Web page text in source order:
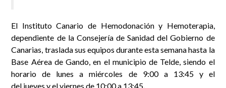
El Instituto Canario de Hemodonación y Hemoterapia,
dependiente de la Consejería de Sanidad del Gobierno de
Canarias, traslada sus equipos durante esta semana hasta la
Base Aérea de Gando, en el municipio de Telde, siendo el
horario de lunes a miércoles de 9:00 a 13:45 y el
del jueves y el viernes de 10:00 a 13:45.